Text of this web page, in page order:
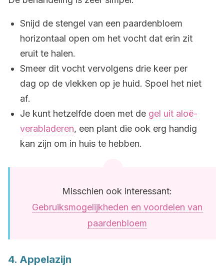
Snijd de stengel van een paardenbloem
horizontaal open om het vocht dat erin zit
eruit te halen.
Smeer dit vocht vervolgens drie keer per
dag op de vlekken op je huid. Spoel het niet
af.
Je kunt hetzelfde doen met de gel uit aloë-
verabladeren, een plant die ook erg handig
kan zijn om in huis te hebben.
Misschien ook interessant:
Gebruiksmogelijkheden en voordelen van
paardenbloem
4. Appelazijn